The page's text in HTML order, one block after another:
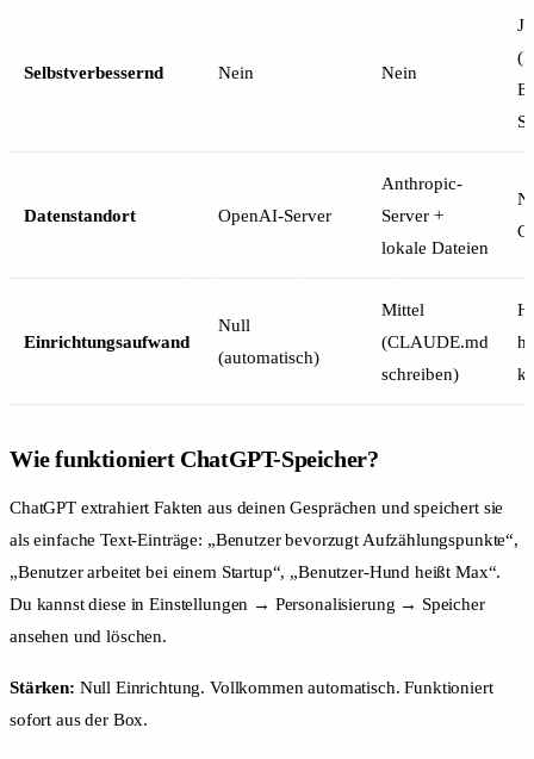
Selbstverbessernd Nein Nein
Ja
Datenstandort OpenAI-Server
Anthropic-
Server +
lokale Dateien
Einrichtungsaufwand
Null
(automatisch)
Mittel
(CLAUDE.md
schreiben)
Wie funktioniert ChatGPT-Speicher?
ChatGPT extrahiert Fakten aus deinen Gesprächen und speichert sie
als einfache Text-Einträge: „Benutzer bevorzugt Aufzählungspunkte“,
„Benutzer arbeitet bei einem Startup“, „Benutzer-Hund heißt Max“.
Du kannst diese in Einstellungen → Personalisierung → Speicher
ansehen und löschen.
Stärken: Null Einrichtung. Vollkommen automatisch. Funktioniert
sofort aus der Box.